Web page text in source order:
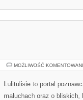
MOŻLIWOŚĆ
Lulitulisie to portal
maluchach oraz o